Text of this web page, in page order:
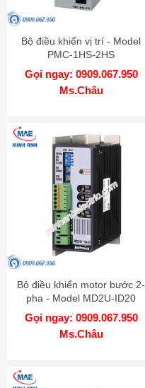
Bộ điều khiển vị trí - Model
PMC-1HS-2HS
Gọi ngay: 0909.067.950
Ms.Châu
Bộ điều khiển motor bước 2-
pha - Model MD2U-ID20
Gọi ngay: 0909.067.950
Ms.Châu